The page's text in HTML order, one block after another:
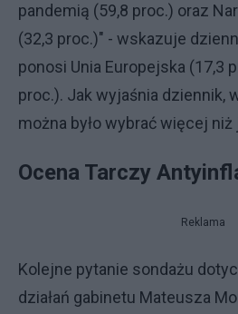
pandemią (59,8 proc.) oraz
(32,3 proc.)" - wskazuje
ponosi Unia Europejska (17,3
proc.). Jak wyjaśnia dziennik,
można było wybrać więcej
Ocena Tarczy
Reklama
Kolejne pytanie sondażu
działań gabinetu Mateusza